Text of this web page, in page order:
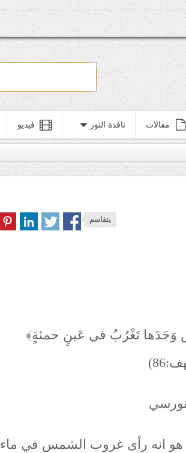
مقالات نافذة النور فيديو
يتقاسم
وَجَدَها تَغْرُبُ في عَينٍ حمئةٍ﴾
هو انه رأى غروب الشمس في ماء